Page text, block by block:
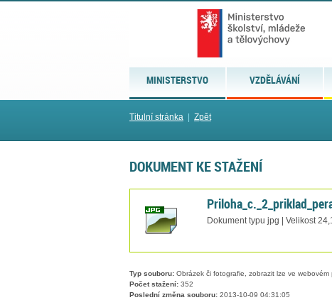
MINISTERSTVO VZDĚLÁVÁNÍ
Titulní stránka Zpět
DOKUMENT KE STAŽENÍ
Dokument typu jpg | Velikost
Typ souboru: Obrázek či fotografie, zobrazit lze ve
Počet stažení: 352
Poslední změna souboru: 2013-10-09 04:31:05